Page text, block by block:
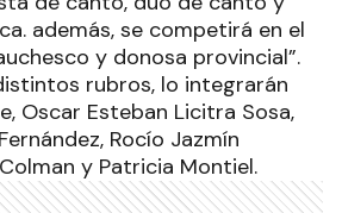
además, se competirá en el
y donosa provincial”.
rubros, lo integrarán
Oscar Esteban Licitra Sosa,
Rocío Jazmín
y Patricia Montiel.